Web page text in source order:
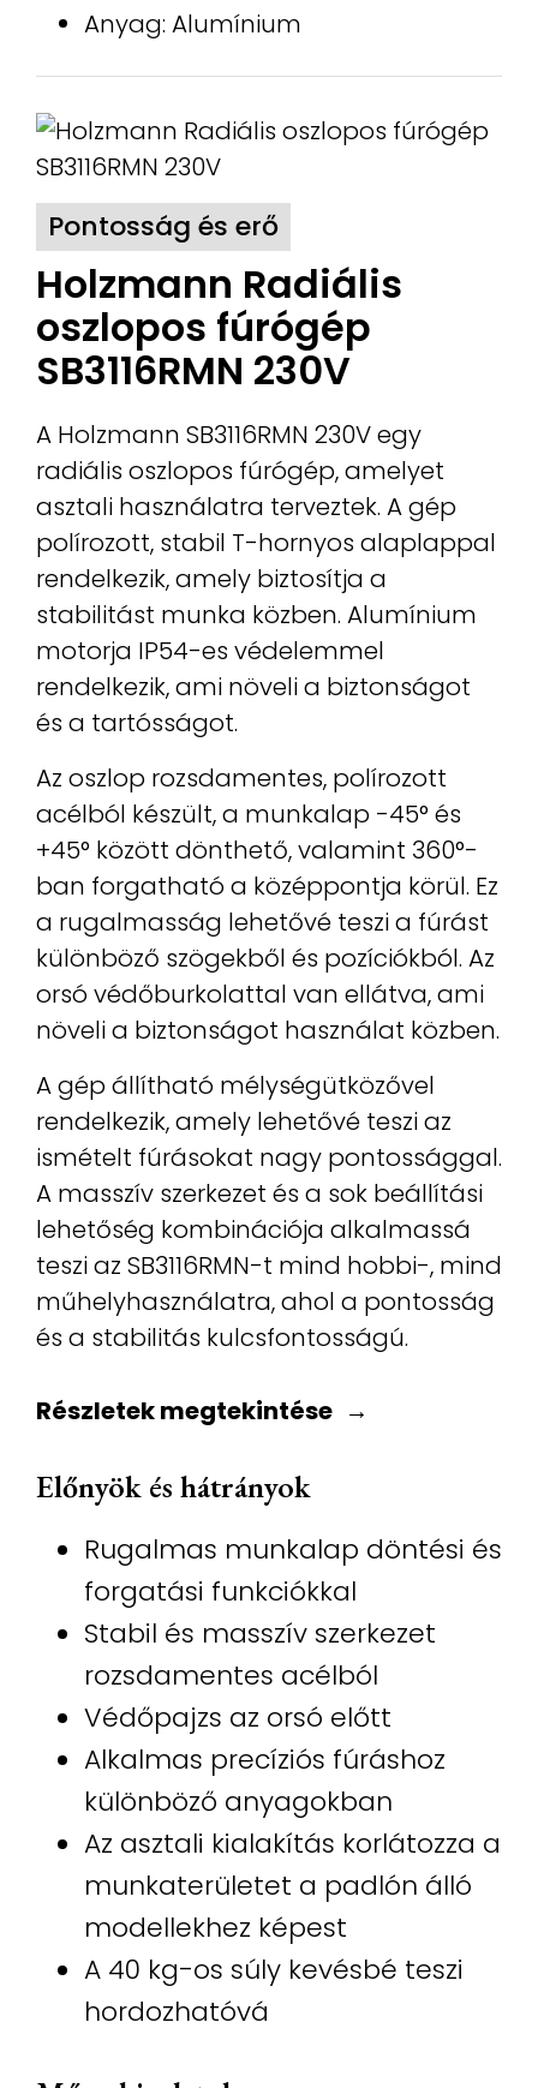
Anyag: Alumínium
Pontosság és erő
Holzmann Radiális
oszlopos fúrógép
SB3116RMN 230V
A Holzmann SB3116RMN 230V egy
radiális oszlopos fúrógép, amelyet
asztali használatra terveztek. A gép
polírozott, stabil T-hornyos alaplappal
rendelkezik, amely biztosítja a
stabilitást munka közben. Alumínium
motorja IP54-es védelemmel
rendelkezik, ami növeli a biztonságot
és a tartósságot.
Az oszlop rozsdamentes, polírozott
acélból készült, a munkalap -45° és
+45° között dönthető, valamint 360°-
ban forgatható a középpontja körül. Ez
a rugalmasság lehetővé teszi a fúrást
különböző szögekből és pozíciókból. Az
orsó védőburkolattal van ellátva, ami
növeli a biztonságot használat közben.
A gép állítható mélységütközővel
rendelkezik, amely lehetővé teszi az
ismételt fúrásokat nagy pontossággal.
A masszív szerkezet és a sok beállítási
lehetőség kombinációja alkalmassá
teszi az SB3116RMN-t mind hobbi-, mind
műhelyhasználatra, ahol a pontosság
és a stabilitás kulcsfontosságú.
Előnyök és hátrányok
Rugalmas munkalap döntési és
forgatási funkciókkal
Stabil és masszív szerkezet
rozsdamentes acélból
Védőpajzs az orsó előtt
Alkalmas precíziós fúráshoz
különböző anyagokban
Az asztali kialakítás korlátozza a
munkaterületet a padlón álló
modellekhez képest
A 40 kg-os súly kevésbé teszi
hordozhatóvá
Részletek megtekintése